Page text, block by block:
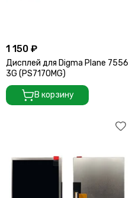
1 150 ₽
Дисплей для Digma Plane 7556
3G (PS7170MG)
В корзину